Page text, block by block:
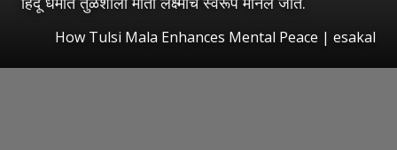
How Tulsi Mala Enhances Mental Peace | esakal